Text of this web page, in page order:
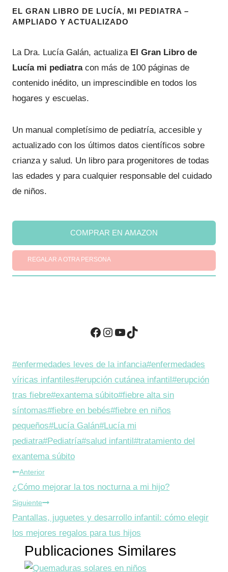
t
o
n
o
f
e
t
a
p
r
c
i
o
o
i
g
i
n
a
:
B
/
.
.
p
r
c
i
o
a
t
u
a
l
8
,
.
.
EL GRAN LIBRO DE LUCÍA, MI PEDIATRA –
AMPLIADO Y ACTUALIZADO
La Dra. Lucía Galán, actualiza El Gran Libro de
Lucía mi pediatracon más de 100 páginas de
contenido inédito, un imprescindible en todos los
hogares y escuelas.
Un manual completísimo de pediatría, accesible y
actualizado con los últimos datos científicos sobre
crianza y salud. Un libro para progenitores de todas
las edades y para cualquier responsable del cuidado
de niños.
COMPRAR EN AMAZON
REGALAR A OTRA PERSONA
Facebook Instagram YouTube TikTok
Etiquetas
de
la
entrada:
#enfermedades leves de la infancia#enfermedades
víricas infantiles#erupción cutánea infantil #erupción
tras fiebre#exantema súbito#fiebre alta sin
síntomas#fiebre en bebés#fiebre en niños
pequeños#Lucía Galán#Lucía mi
pediatra#Pediatría#salud infantil #tratamiento del
exantema súbito
Navegación
de
entradas
Anterior
¿Cómo mejorar la tos nocturna a mi hijo?
Siguiente
Pantallas, juguetes y desarrollo infantil: cómo elegir
los mejores regalos para tus hijos
Publicaciones Similares